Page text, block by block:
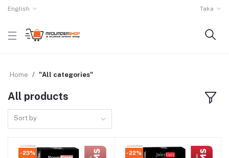
English Taka
Home "All categories"
All products
Sort by
-23% -22%